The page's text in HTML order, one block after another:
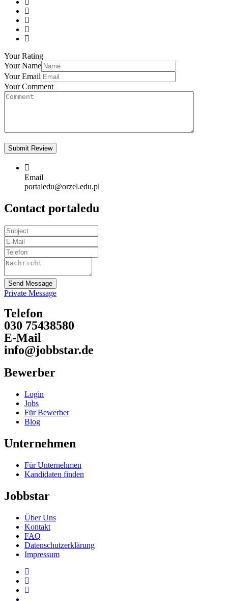
Your Rating
Your Name
Your Email
Your Comment
Email
portaledu@orzel.edu.pl
Contact portaledu
Send Message
Private Message
Telefon
030 75438580
E-Mail
info@jobbstar.de
Bewerber
Login
Jobs
Für Bewerber
Blog
Unternehmen
Für Unternehmen
Kandidaten finden
Jobbstar
Über Uns
Kontakt
FAQ
Datenschutzerklärung
Impressum